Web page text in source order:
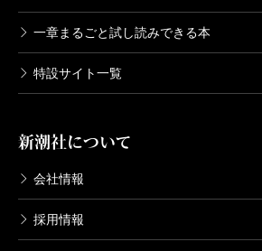
一章まるごと試し読みできる本
特設サイト一覧
新潮社について
会社情報
採用情報